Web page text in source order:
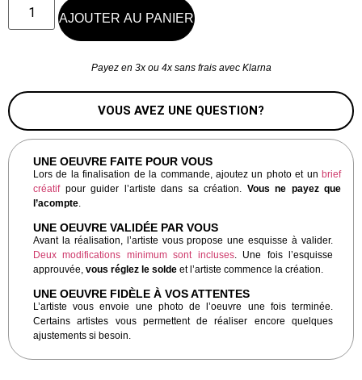
AJOUTER AU PANIER
Payez en 3x ou 4x sans frais avec Klarna
VOUS AVEZ UNE QUESTION?
UNE OEUVRE FAITE POUR VOUS
Lors de la finalisation de la commande, ajoutez un photo et un brief
créatifpour guider l’artiste dans sa création. Vous ne payez que
l’acompte
UNE OEUVRE VALIDÉE PAR VOUS
Avant la réalisation, l’artiste vous propose une esquisse à valider.
Deux modifications minimum sont incluses. Une fois l’esquisse
approuvée, vous réglez le solde et l’artiste commence la création.
UNE OEUVRE FIDÈLE À VOS ATTENTES
L’artiste vous envoie une photo de l’oeuvre une fois terminée.
Certains artistes vous permettent de réaliser encore quelques
ajustements si besoin.